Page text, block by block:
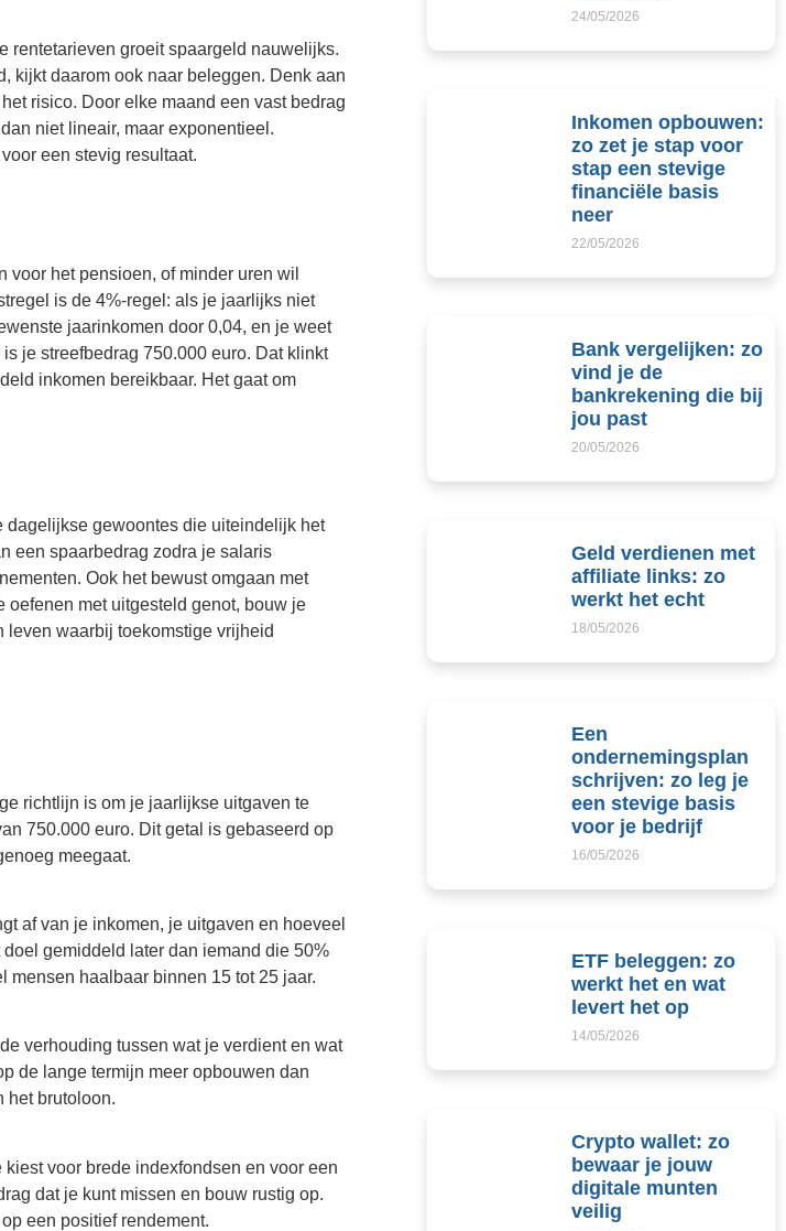
rentetarieven groeit spaargeld nauwelijks.
kijkt daarom ook naar beleggen. Denk aan
risico. Door elke maand een vast bedrag
niet lineair, maar exponentieel.
een stevig resultaat.
het pensioen, of minder uren wil
is de 4%-regel: als je jaarlijks niet
jaarinkomen door 0,04, en je weet
je streefbedrag 750.000 euro. Dat klinkt
inkomen bereikbaar. Het gaat om
dagelijkse gewoontes die uiteindelijk het
een spaarbedrag zodra je salaris
Ook het bewust omgaan met
met uitgesteld genot, bouw je
leven waarbij toekomstige vrijheid
richtlijn is om je jaarlijkse uitgaven te
750.000 euro. Dit getal is gebaseerd op
meegaat.
af van je inkomen, je uitgaven en hoeveel
gemiddeld later dan iemand die 50%
mensen haalbaar binnen 15 tot 25 jaar.
verhouding tussen wat je verdient en wat
de lange termijn meer opbouwen dan
het brutoloon.
voor brede indexfondsen en voor een
dat je kunt missen en bouw rustig op.
een positief rendement.
24/05/2026
Inkomen opbouwen:
zo zet je stap voor
stap een stevige
financiële basis
neer
22/05/2026
Bank vergelijken: zo
vind je de
bankrekening die bij
jou past
20/05/2026
Geld verdienen met
affiliate links: zo
werkt het echt
18/05/2026
Een
ondernemingsplan
schrijven: zo leg je
een stevige basis
voor je bedrijf
16/05/2026
ETF beleggen: zo
werkt het en wat
levert het op
14/05/2026
Crypto wallet: zo
bewaar je jouw
digitale munten
veilig